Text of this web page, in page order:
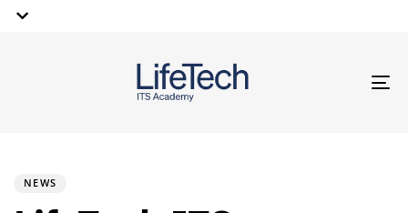
NEWS